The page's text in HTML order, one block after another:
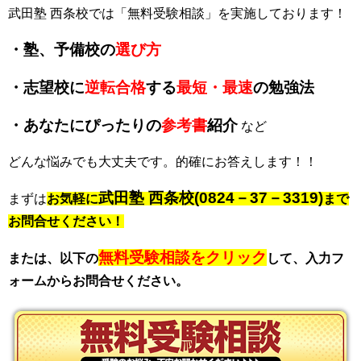
武田塾 西条校では「無料受験相談」を実施しております！
・塾、予備校の選び方
・志望校に逆転合格する最短・最速の勉強法
・あなたにぴったりの参考書紹介など
どんな悩みでも大丈夫です。的確にお答えします！！
まずはお気軽に武田塾 西条校(0824－37－3319)まで
お問合せください！
または、以下の無料受験相談をクリック して、入力フ
ォームからお問合せください。